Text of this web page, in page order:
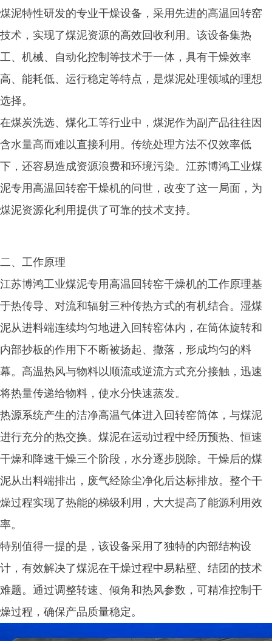
煤泥特性研发的专业干燥设备，采用先进的高温回转窑
技术，实现了煤泥资源的高效回收利用。该设备集热
工、机械、自动化控制等技术于一体，具有干燥效率
高、能耗低、运行稳定等特点，是煤泥处理领域的理想
选择。
在煤炭洗选、煤化工等行业中，煤泥作为副产品往往因
含水量高而难以直接利用。传统处理方法不仅效率低
下，还容易造成资源浪费和环境污染。江苏博鸿工业煤
泥专用高温回转窑干燥机的问世，改变了这一局面，为
煤泥资源化利用提供了可靠的技术支持。
二、工作原理
江苏博鸿工业煤泥专用高温回转窑干燥机的工作原理基
于热传导、对流和辐射三种传热方式的有机结合。湿煤
泥从进料端连续均匀地进入回转窑体内，在筒体旋转和
内部抄板的作用下不断被扬起、撒落，形成均匀的料
幕。高温热风与物料以顺流或逆流方式充分接触，迅速
将热量传递给物料，使水分快速蒸发。
热源系统产生的洁净高温气体进入回转窑筒体，与煤泥
进行充分的热交换。煤泥在运动过程中经历预热、恒速
干燥和降速干燥三个阶段，水分逐步脱除。干燥后的煤
泥从出料端排出，废气经除尘净化后达标排放。整个干
燥过程实现了热能的梯级利用，大大提高了能源利用效
率。
特别值得一提的是，该设备采用了独特的内部结构设
计，有效解决了煤泥在干燥过程中易粘壁、结团的技术
难题。通过调整转速、倾角和热风参数，可精准控制干
燥过程，确保产品质量稳定。